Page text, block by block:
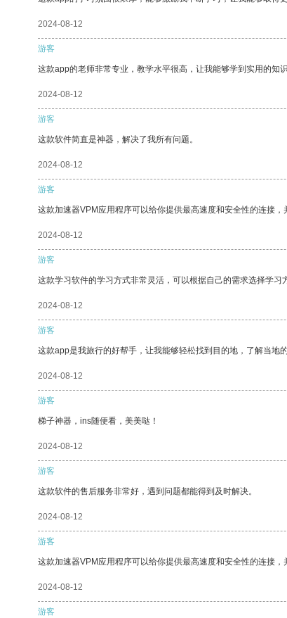
2024-08-12
游客
这款app的老师非常专业，教学水平很高，让我能够学到实用的知识
2024-08-12
游客
这款软件简直是神器，解决了我所有问题。
2024-08-12
游客
这款加速器VPM应用程序可以给你提供最高速度和安全性的连接，
2024-08-12
游客
这款学习软件的学习方式非常灵活，可以根据自己的需求选择学习
2024-08-12
游客
这款app是我旅行的好帮手，让我能够轻松找到目的地，了解当地的
2024-08-12
游客
梯子神器，ins随便看，美美哒！
2024-08-12
游客
这款软件的售后服务非常好，遇到问题都能得到及时解决。
2024-08-12
游客
这款加速器VPM应用程序可以给你提供最高速度和安全性的连接，
2024-08-12
游客